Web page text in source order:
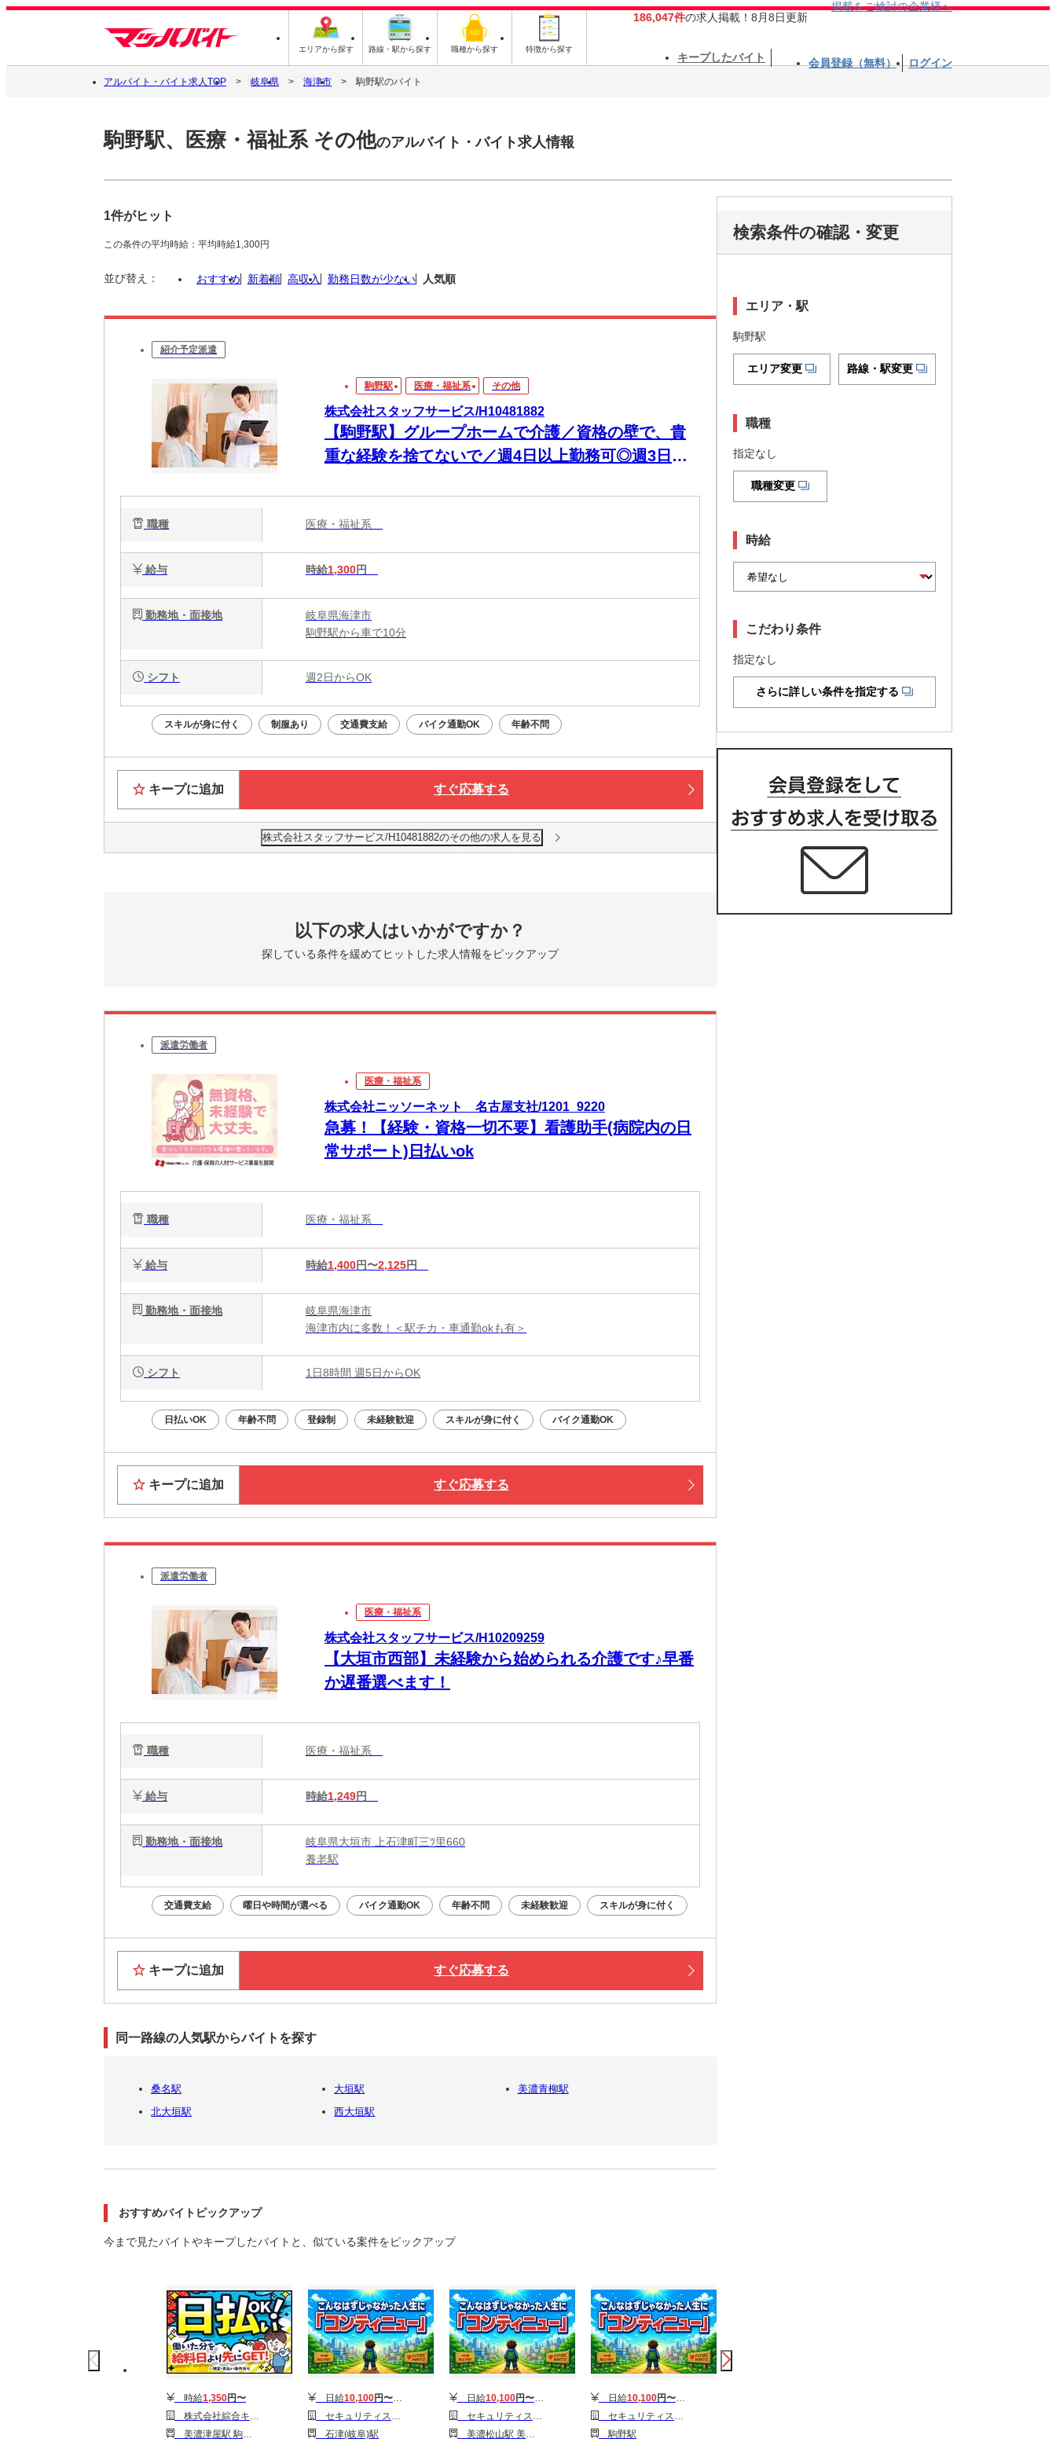
エリアから探す 路線・駅から探す 職種から探す 特徴から探す
186,047件の求人掲載！8月8日更新
掲載をご検討の企業様へ
キープしたバイト 会員登録（無料） ログイン
アルバイト・バイト求人TOP 岐阜県 海津市 駒野駅のバイト
駒野駅、医療・福祉系 その他のアルバイト・バイト求人情報
1件がヒット
この条件の平均時給：平均時給1,300円
並び替え： おすすめ 新着順 高収入 勤務日数が少ない 人気順
紹介予定派遣
駒野駅 医療・福祉系 その他
株式会社スタッフサービス/H10481882
【駒野駅】グループホームで介護／資格の壁で、貴
重な経験を捨てないで／週4日以上勤務可◎週3日以
職種 医療・福祉系
給与 時給1,300円
勤務地・面接地
岐阜県海津市
駒野駅から車で10分
シフト 週2日からOK
スキルが身に付く 制服あり 交通費支給 バイク通勤OK 年齢不問
キープに追加 すぐ応募する
株式会社スタッフサービス/H10481882のその他の求人を見る
以下の求人はいかがですか？
探している条件を緩めてヒットした求人情報をピックアップ
派遣労働者
医療・福祉系
株式会社ニッソーネット 名古屋支社/1201_9220
急募！【経験・資格一切不要】看護助手(病院内の日
常サポート)日払いok
職種 医療・福祉系
給与 時給1,400円〜2,125円
勤務地・面接地
岐阜県海津市
海津市内に多数！＜駅チカ・車通勤okも有＞
シフト 1日8時間 週5日からOK
日払いOK 年齢不問 登録制 未経験歓迎 スキルが身に付く バイク通勤OK
キープに追加 すぐ応募する
派遣労働者
医療・福祉系
株式会社スタッフサービス/H10209259
【大垣市西部】未経験から始められる介護です♪早番
か遅番選べます！
職種 医療・福祉系
給与 時給1,249円
勤務地・面接地
岐阜県大垣市 上石津町三ﾂ里660
養老駅
交通費支給 曜日や時間が選べる バイク通勤OK 年齢不問 未経験歓迎 スキルが身に付く
キープに追加 すぐ応募する
同一路線の人気駅からバイトを探す
桑名駅 大垣駅
美濃青柳駅
北大垣駅
西大垣駅
おすすめバイトピックアップ
今まで見たバイトやキープしたバイトと、似ている案件をピックアップ
時給1,350円〜
株式会社綜合キャリアオプション(1314GH0810G54★12-N)
美濃津屋駅 駒野駅
日給10,100円〜
セキュリティスタッフ株式会社 岐阜営業所 A019【SS】
石津(岐阜)駅
日給10,100円〜
セキュリティスタッフ株式会社 岐阜営業所 A021【SS】
美濃松山駅 美濃山崎駅 美濃津屋駅
日給10,100円〜
セキュリティスタッフ株式会社 岐阜営業所 A020【SS】
駒野駅
検索条件の確認・変更
エリア・駅
駒野駅
エリア変更 路線・駅変更
職種
指定なし
職種変更
時給
こだわり条件
指定なし
さらに詳しい条件を指定する